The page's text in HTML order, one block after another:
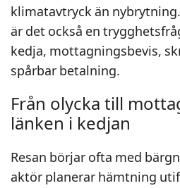
klimatavtryck än
är det också en
kedja, mottagningsbevis,
spårbar betalning.
Från olycka till
länken i kedjan
Resan börjar ofta med
aktör planerar hämtning